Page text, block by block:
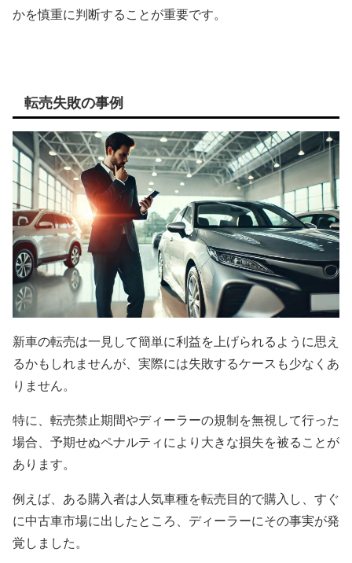
かを慎重に判断することが重要です。
転売失敗の事例
新車の転売は一見して簡単に利益を上げられるように思え
るかもしれませんが、実際には失敗するケースも少なくあ
りません。
特に、転売禁止期間やディーラーの規制を無視して行った
場合、予期せぬペナルティにより大きな損失を被ることが
あります。
例えば、ある購入者は人気車種を転売目的で購入し、すぐ
に中古車市場に出したところ、ディーラーにその事実が発
覚しました。